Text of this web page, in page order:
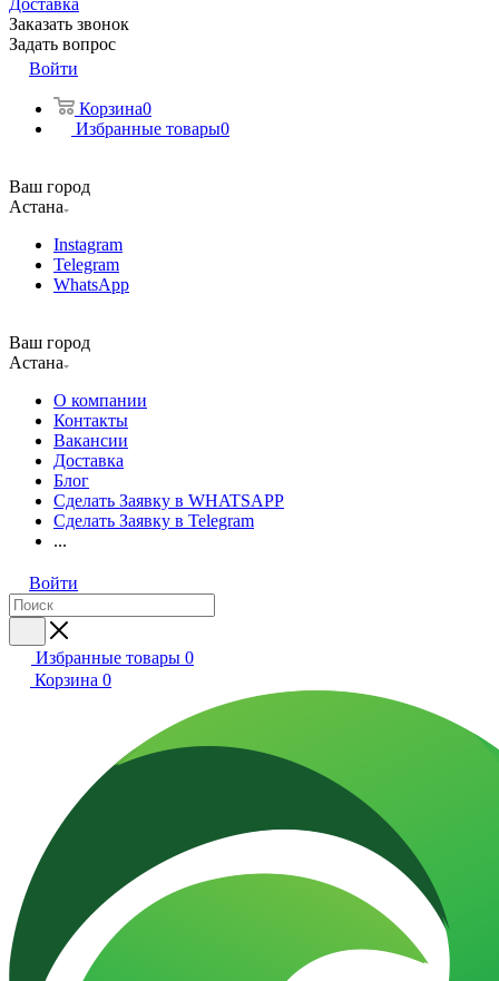
Доставка
Заказать звонок
Задать вопрос
Войти
Корзина0
Избранные товары0
Ваш город
Астана
Instagram
Telegram
WhatsApp
Ваш город
Астана
О компании
Контакты
Вакансии
Доставка
Блог
Сделать Заявку в WHATSAPP
Сделать Заявку в Telegram
...
Войти
Избранные товары 0
Корзина 0